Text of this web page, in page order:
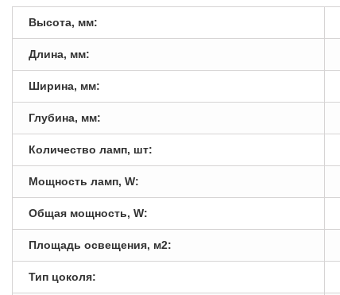
Высота, мм:
Длина, мм:
Ширина, мм:
Глубина, мм:
Количество ламп, шт:
Мощность ламп, W:
Общая мощность, W:
Площадь освещения, м2:
Тип цоколя: